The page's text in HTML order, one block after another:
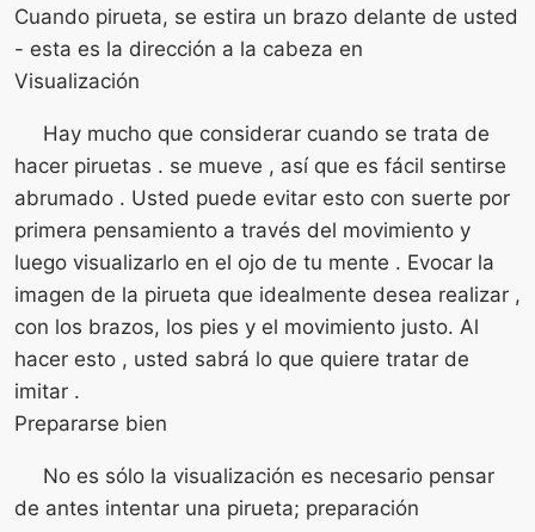
Cuando pirueta, se estira un brazo delante de usted
- esta es la dirección a la cabeza en
Visualización
Hay mucho que considerar cuando se trata de
hacer piruetas . se mueve , así que es fácil sentirse
abrumado . Usted puede evitar esto con suerte por
primera pensamiento a través del movimiento y
luego visualizarlo en el ojo de tu mente . Evocar la
imagen de la pirueta que idealmente desea realizar ,
con los brazos, los pies y el movimiento justo. Al
hacer esto , usted sabrá lo que quiere tratar de
imitar .
Prepararse bien
No es sólo la visualización es necesario pensar
de antes intentar una pirueta; preparación